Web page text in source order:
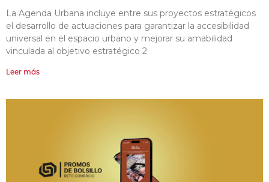
La Agenda Urbana incluye entre sus proyectos estratégicos
el desarrollo de actuaciones para garantizar la accesibilidad
universal en el espacio urbano y mejorar su amabilidad
vinculada al objetivo estratégico 2
Leer más